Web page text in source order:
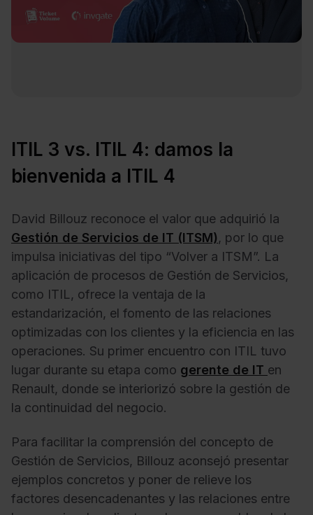
ITIL 3 vs. ITIL 4: damos la
bienvenida a ITIL 4
David Billouz reconoce el valor que adquirió la
Gestión de Servicios de IT (ITSM), por lo que
impulsa iniciativas del tipo “Volver a ITSM”. La
aplicación de procesos de Gestión de Servicios,
como ITIL, ofrece la ventaja de la
estandarización, el fomento de las relaciones
optimizadas con los clientes y la eficiencia en las
operaciones. Su primer encuentro con ITIL tuvo
lugar durante su etapa como gerente de IT en
Renault, donde se interiorizó sobre la gestión de
la continuidad del negocio.
Para facilitar la comprensión del concepto de
Gestión de Servicios, Billouz aconsejó presentar
ejemplos concretos y poner de relieve los
factores desencadenantes y las relaciones entre